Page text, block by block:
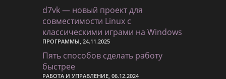
d7vk — новый проект для
совместимости Linux с
классическими играми на Windows
ПРОГРАММЫ, 24.11.2025
Пять способов сделать работу
быстрее
РАБОТА И УПРАВЛЕНИЕ, 06.12.2024